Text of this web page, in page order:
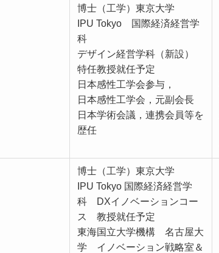
博士（工学）東京大学
IPU Tokyo 国際経済経営学
科
デザイン経営学科（新設）
特任教授就任予定
日本感性工学会参与，
日本感性工学会，元副会長
日本学術会議，連携会員等を
歴任
博士（工学）東京大学
IPU Tokyo 国際経済経営学
科 DXイノベーションコー
ス 教授就任予定
東海国立大学機構 名古屋大
学 イノベーション戦略室＆